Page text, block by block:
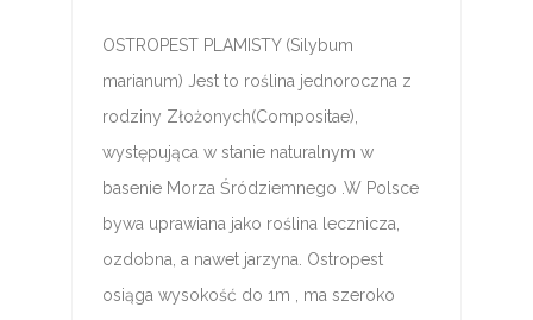
OSTROPEST PLAMISTY (Silybum
marianum) Jest to roślina jednoroczna z
rodziny Złożonych(Compositae),
występująca w stanie naturalnym w
basenie Morza Śródziemnego .W Polsce
bywa uprawiana jako roślina lecznicza,
ozdobna, a nawet jarzyna. Ostropest
osiąga wysokość do 1m , ma szeroko